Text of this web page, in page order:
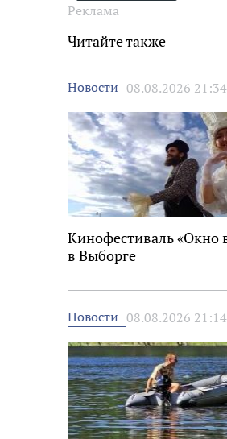
Реклама
Читайте также
Новости 08.08.2026 21:34
Кинофестиваль «Окно
в Выборге
Новости 08.08.2026 21:14